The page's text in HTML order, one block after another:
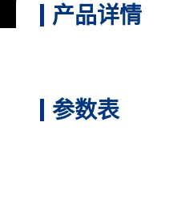
产品详情
参数表